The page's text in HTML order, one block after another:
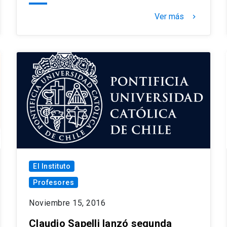
Ver más keyboard_arrow_right
El Instituto
Profesores
Noviembre 15, 2016
Claudio Sapelli lanzó segunda